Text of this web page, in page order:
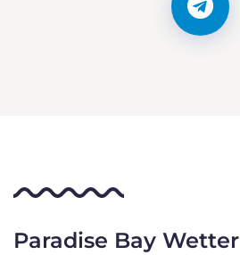
Paradise Bay Wetter